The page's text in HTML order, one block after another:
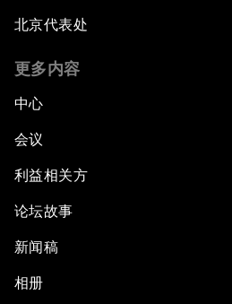
北京代表处
更多内容
中心
会议
利益相关方
论坛故事
新闻稿
相册